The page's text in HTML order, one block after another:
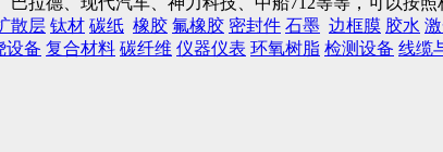
散层 钛材 碳纸 橡胶 氟橡胶 密封件 石墨 边框膜 胶水
设备 复合材料 碳纤维 仪器仪表 环氧树脂 检测设备 线缆